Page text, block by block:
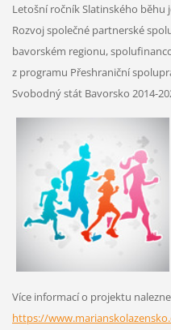
Letošní ročník Slatinského běhu
Rozvoj společné partnerské
bavorském regionu,
z programu Přeshraniční
Svobodný stát Bavorsko 2014-
Více informací o projektu
https://